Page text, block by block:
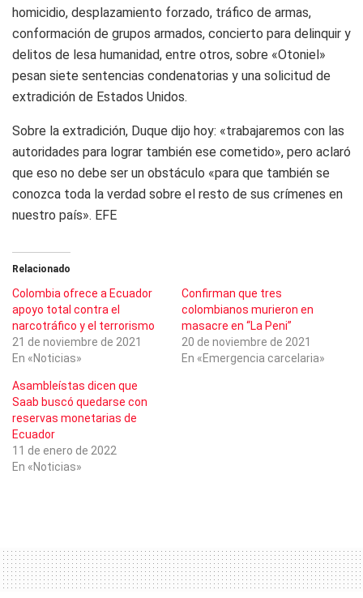
homicidio, desplazamiento forzado, tráfico de armas,
conformación de grupos armados, concierto para delinquir y
delitos de lesa humanidad, entre otros, sobre «Otoniel»
pesan siete sentencias condenatorias y una solicitud de
extradición de Estados Unidos.
Sobre la extradición, Duque dijo hoy: «trabajaremos con las
autoridades para lograr también ese cometido», pero aclaró
que eso no debe ser un obstáculo «para que también se
conozca toda la verdad sobre el resto de sus crímenes en
nuestro país». EFE
Relacionado
Colombia ofrece a Ecuador
apoyo total contra el
narcotráfico y el terrorismo
21 de noviembre de 2021
En «Noticias»
Confirman que tres
colombianos murieron en
masacre en “La Peni”
20 de noviembre de 2021
En «Emergencia carcelaria»
Asambleístas dicen que
Saab buscó quedarse con
reservas monetarias de
Ecuador
11 de enero de 2022
En «Noticias»